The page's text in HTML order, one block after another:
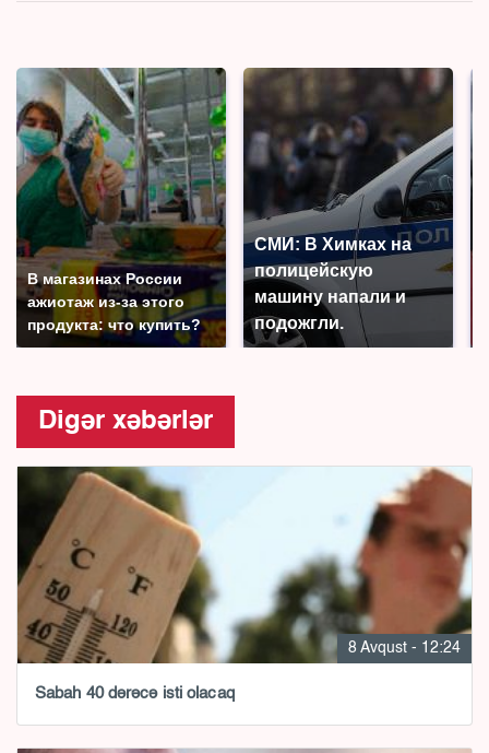
В магазинах России
ажиотаж из-за этого
продукта: что купить?
СМИ: В Химках на
полицейскую
машину напали и
подожгли.
Digər xəbərlər
8 Avqust - 12:24
Sabah 40 dərəcə isti olacaq